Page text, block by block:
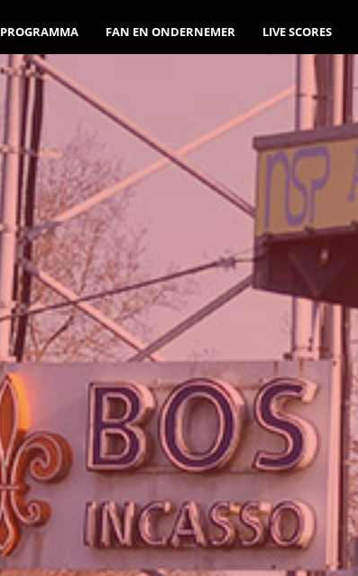
PROGRAMMA FAN EN ONDERNEMER LIVE SCORES